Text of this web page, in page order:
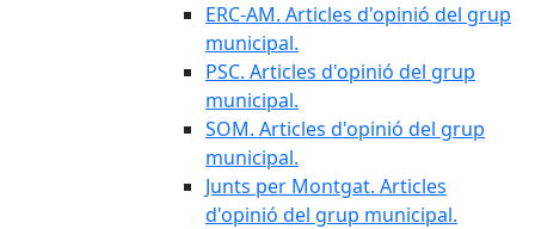
ERC-AM. Articles d'opinió del grup
municipal.
PSC. Articles d'opinió del grup
municipal.
SOM. Articles d'opinió del grup
municipal.
Junts per Montgat. Articles
d'opinió del grup municipal.